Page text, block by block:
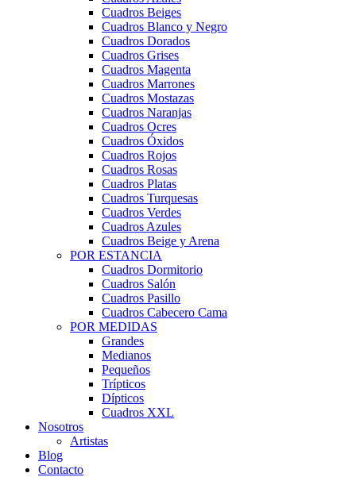
Cuadros Beiges
Cuadros Blanco y Negro
Cuadros Dorados
Cuadros Grises
Cuadros Magenta
Cuadros Marrones
Cuadros Mostazas
Cuadros Naranjas
Cuadros Ocres
Cuadros Óxidos
Cuadros Rojos
Cuadros Rosas
Cuadros Platas
Cuadros Turquesas
Cuadros Verdes
Cuadros Azules
Cuadros Beige y Arena
POR ESTANCIA
Cuadros Dormitorio
Cuadros Salón
Cuadros Pasillo
Cuadros Cabecero Cama
POR MEDIDAS
Grandes
Medianos
Pequeños
Trípticos
Dípticos
Cuadros XXL
Nosotros
Artistas
Blog
Contacto